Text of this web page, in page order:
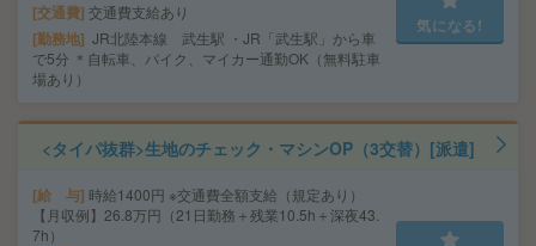
交通費 交通費支給あり
勤務地 JR北陸本線 武生駅 ・JR「武生駅」から車
で5分 ＊自転車、バイク、マイカー通勤OK（無料駐車
場あり）
気になる!
<タイパ抜群>生地のチェック・マシンOP（3交替）[派遣]
給 与 時給1400円 ※交通費全額支給（規定あり）
【月収例】26.8万円（21日勤務＋残業10.5h＋深夜43.
7h）